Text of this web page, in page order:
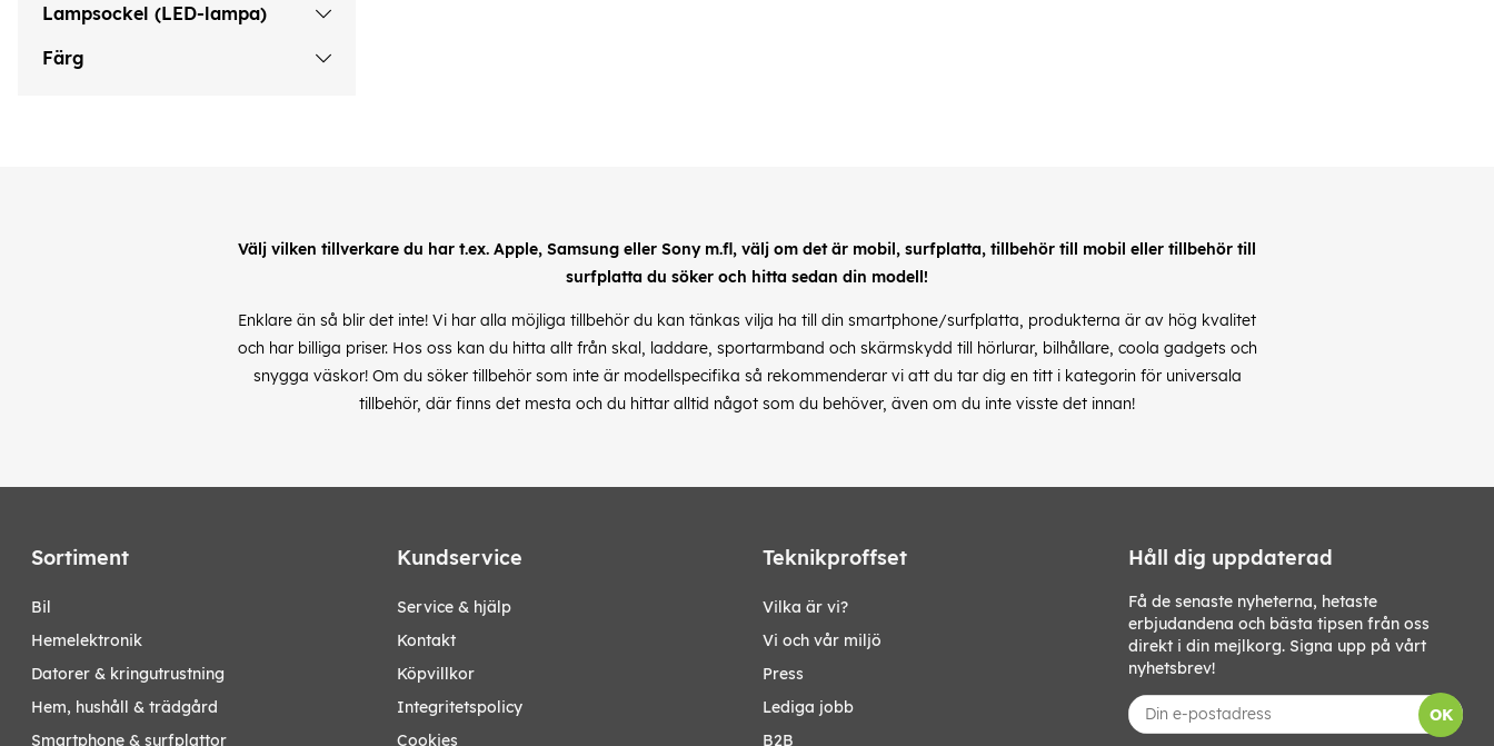
Lampsockel (LED-lampa)
Färg
Välj vilken tillverkare du har t.ex. Apple, Samsung eller Sony m.fl, välj om det är mobil, surfplatta, tillbehör till mobil eller tillbehör till
surfplatta du söker och hitta sedan din modell!
Enklare än så blir det inte! Vi har alla möjliga tillbehör du kan tänkas vilja ha till din smartphone/surfplatta, produkterna är av hög kvalitet
och har billiga priser. Hos oss kan du hitta allt från skal, laddare, sportarmband och skärmskydd till hörlurar, bilhållare, coola gadgets och
snygga väskor! Om du söker tillbehör som inte är modellspecifika så rekommenderar vi att du tar dig en titt i kategorin för universala
tillbehör, där finns det mesta och du hittar alltid något som du behöver, även om du inte visste det innan!
Sortiment
bil
hemelektronik
datorer & kringutrustning
hem, hushåll & trädgård
smartphone & surfplattor
Kundservice
Service & hjälp
Kontakt
Köpvillkor
Integritetspolicy
Cookies
Teknikproffset
Vilka är vi?
Vi och vår miljö
Press
Lediga jobb
B2B
Håll dig uppdaterad
Få de senaste nyheterna, hetaste
erbjudandena och bästa tipsen från oss
direkt i din mejlkorg. Signa upp på vårt
nyhetsbrev!
OK